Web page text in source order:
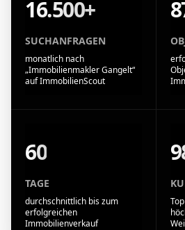
16.500+
SUCHANFRAGEN
monatlich nach
„Immobilienmakler Gangelt“
auf ImmobilienScout
60
TAGE
durchschnittlich bis zum
erfolgreichen
Immobilienverkauf